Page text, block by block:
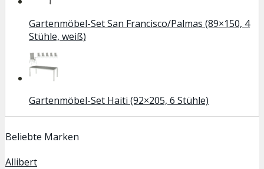
Gartenmöbel-Set San Francisco/Palmas (89×150, 4
Stühle, weiß)
Gartenmöbel-Set Haiti (92×205, 6 Stühle)
Beliebte Marken
Allibert